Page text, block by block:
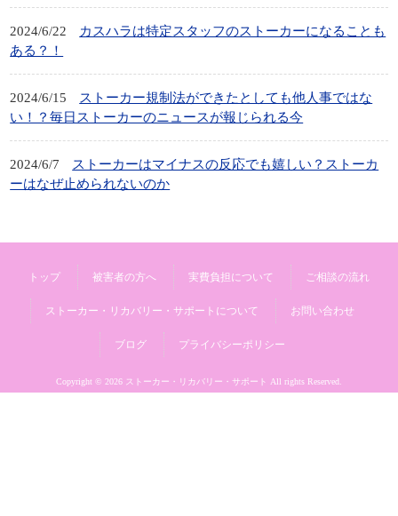
2024/6/22
カスハラは特定スタッフのストーカーになることも
ある？！
2024/6/15
ストーカー規制法ができたとしても他人事ではな
い！？毎日ストーカーのニュースが報じられる今
2024/6/7
ストーカーはマイナスの反応でも嬉しい？ストーカ
ーはなぜ止められないのか
トップ 被害者の方へ 実費負担について ご相談の流れ
ストーカー・リカバリー・サポートについて お問い合わせ
ブログ プライバシーポリシー
Copyright © 2026 ストーカー・リカバリー・サポート All rights Reserved.